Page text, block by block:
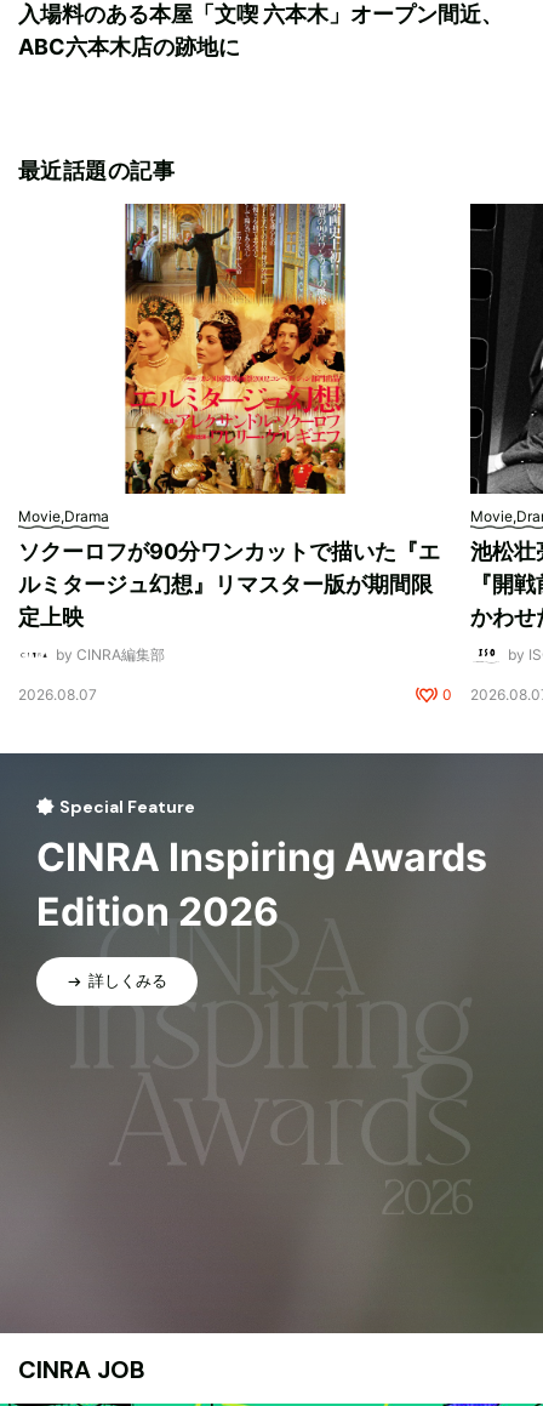
入場料のある本屋「文喫 六本木」オープン間近、
ABC六本木店の跡地に
最近話題の記事
Movie,Drama
ソクーロフが90分ワンカットで描いた『エ
ルミタージュ幻想』リマスター版が期間限
定上映
by CINRA編集部
2026.08.07 0
池松壮
『開
かわせ
by
Special Feature
CINRA Inspiring Awards
Edition 2026
詳しくみる
CINRA JOB